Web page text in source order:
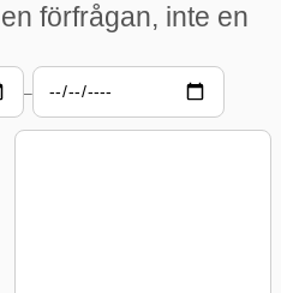
förfrågan, inte en
–